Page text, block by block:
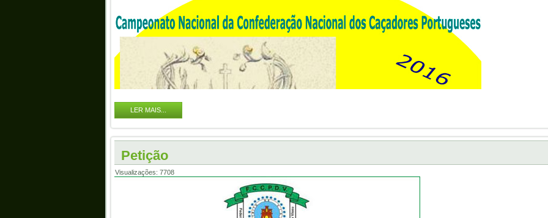
LER MAIS...
Petição
Visualizações: 7708